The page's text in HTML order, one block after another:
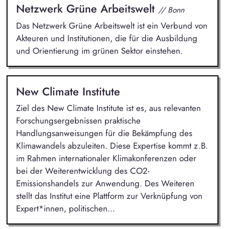
Netzwerk Grüne Arbeitswelt // Bonn
Das Netzwerk Grüne Arbeitswelt ist ein Verbund von
Akteuren und Institutionen, die für die Ausbildung
und Orientierung im grünen Sektor einstehen.
New Climate Institute
Ziel des New Climate Institute ist es, aus relevanten
Forschungsergebnissen praktische
Handlungsanweisungen für die Bekämpfung des
Klimawandels abzuleiten. Diese Expertise kommt z.B.
im Rahmen internationaler Klimakonferenzen oder
bei der Weiterentwicklung des CO2-
Emissionshandels zur Anwendung. Des Weiteren
stellt das Institut eine Plattform zur Verknüpfung von
Expert*innen, politischen...